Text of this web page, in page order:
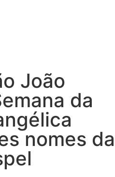
João
da
nomes da